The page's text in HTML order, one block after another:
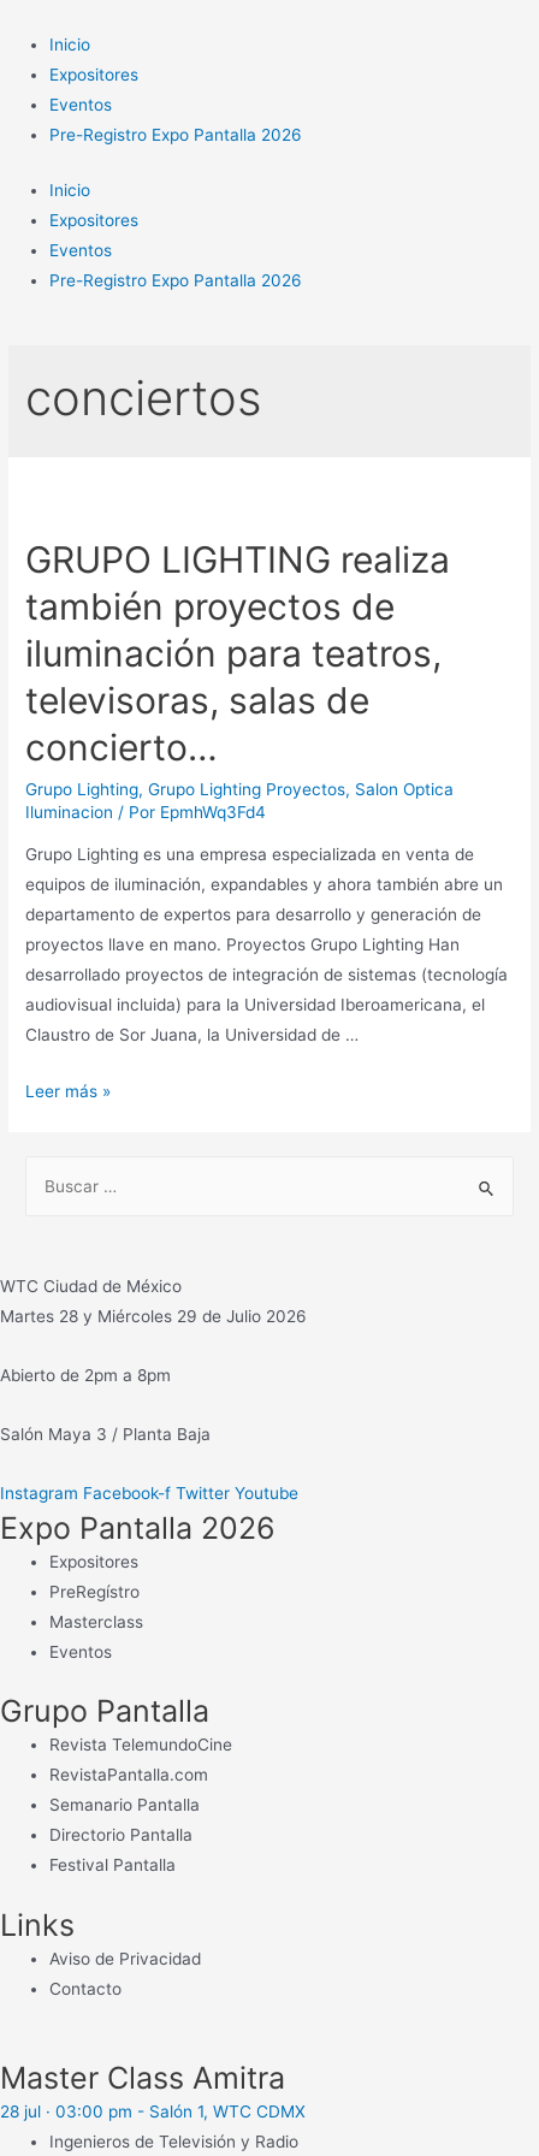
contenido
Inicio
Expositores
Eventos
Pre-Registro Expo Pantalla 2026
Inicio
Expositores
Eventos
Pre-Registro Expo Pantalla 2026
conciertos
GRUPO LIGHTING realiza
también proyectos de
iluminación para teatros,
televisoras, salas de
concierto…
Grupo Lighting,Grupo Lighting Proyectos, Salon Optica
Iluminacion / Por EpmhWq3Fd4
Grupo Lighting es una empresa especializada en venta de
equipos de iluminación, expandables y ahora también abre un
departamento de expertos para desarrollo y generación de
proyectos llave en mano. Proyectos Grupo Lighting Han
desarrollado proyectos de integración de sistemas (tecnología
audiovisual incluida) para la Universidad Iberoamericana, el
Claustro de Sor Juana, la Universidad de …
GRUPO
también
teatros,
Leer más »
WTC Ciudad de México
Martes 28 y Miércoles 29 de Julio 2026
Abierto de 2pm a 8pm
Salón Maya 3 / Planta Baja
Instagram Facebook-f Twitter Youtube
Expo Pantalla 2026
Expositores
PreRegístro
Masterclass
Eventos
Grupo Pantalla
Revista TelemundoCine
RevistaPantalla.com
Semanario Pantalla
Directorio Pantalla
Festival Pantalla
Links
Aviso de Privacidad
Contacto
Master Class Amitra
28 jul · 03:00 pm - Salón 1, WTC CDMX
Ingenieros de Televisión y Radio